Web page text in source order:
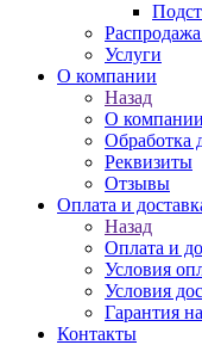
Распродажа
Услуги
О компании
Назад
О компании
Обработка
Реквизиты
Отзывы
Оплата и
Назад
Оплата и
Условия
Условия
Гарантия
Контакты